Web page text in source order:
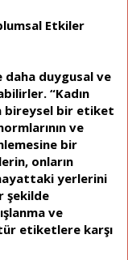
Etkiler
duygusal ve
“Kadın
bireysel bir etiket
ve
bir
onların
yerlerini
şekilde
ve
etiketlere karşı